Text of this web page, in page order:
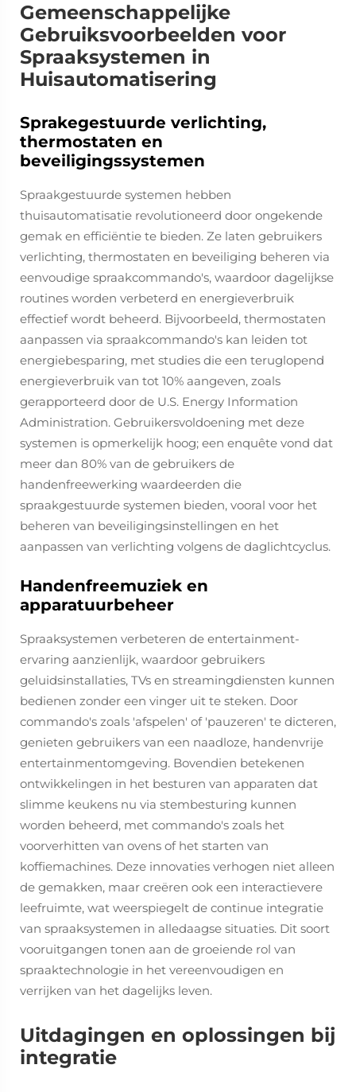
Gemeenschappelijke
Gebruiksvoorbeelden voor
Spraaksystemen in
Huisautomatisering
Sprakegestuurde verlichting,
thermostaten en
beveiligingssystemen
Spraakgestuurde systemen hebben
thuisautomatisatie revolutioneerd door ongekende
gemak en efficiëntie te bieden. Ze laten gebruikers
verlichting, thermostaten en beveiliging beheren via
eenvoudige spraakcommando's, waardoor dagelijkse
routines worden verbeterd en energieverbruik
effectief wordt beheerd. Bijvoorbeeld, thermostaten
aanpassen via spraakcommando's kan leiden tot
energiebesparing, met studies die een teruglopend
energieverbruik van tot 10% aangeven, zoals
gerapporteerd door de U.S. Energy Information
Administration. Gebruikersvoldoening met deze
systemen is opmerkelijk hoog; een enquête vond dat
meer dan 80% van de gebruikers de
handenfreewerking waardeerden die
spraakgestuurde systemen bieden, vooral voor het
beheren van beveiligingsinstellingen en het
aanpassen van verlichting volgens de daglichtcyclus.
Handenfreemuziek en
apparatuurbeheer
Spraaksystemen verbeteren de entertainment-
ervaring aanzienlijk, waardoor gebruikers
geluidsinstallaties, TVs en streamingdiensten kunnen
bedienen zonder een vinger uit te steken. Door
commando's zoals 'afspelen' of 'pauzeren' te dicteren,
genieten gebruikers van een naadloze, handenvrije
entertainmentomgeving. Bovendien betekenen
ontwikkelingen in het besturen van apparaten dat
slimme keukens nu via stembesturing kunnen
worden beheerd, met commando's zoals het
voorverhitten van ovens of het starten van
koffiemachines. Deze innovaties verhogen niet alleen
de gemakken, maar creëren ook een interactievere
leefruimte, wat weerspiegelt de continue integratie
van spraaksystemen in alledaagse situaties. Dit soort
vooruitgangen tonen aan de groeiende rol van
spraaktechnologie in het vereenvoudigen en
verrijken van het dagelijks leven.
Uitdagingen en oplossingen bij
integratie